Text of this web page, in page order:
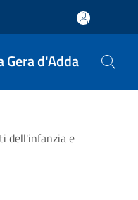
Gera d'Adda
dell'infanzia e